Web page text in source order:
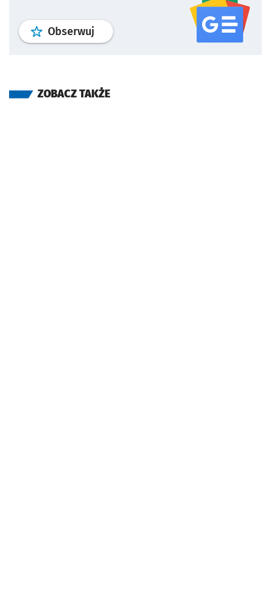
Obserwuj profil serwisu
ZOBACZ TAKŻE